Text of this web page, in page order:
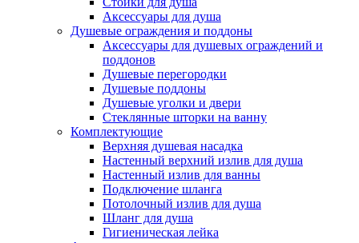
Аксессуары для душа
Душевые ограждения и поддоны
Аксессуары для душевых ограждений и
поддонов
Душевые перегородки
Душевые поддоны
Душевые уголки и двери
Стеклянные шторки на ванну
Комплектующие
Верхняя душевая насадка
Настенный верхний излив для душа
Настенный излив для ванны
Подключение шланга
Потолочный излив для душа
Шланг для душа
Гигиеническая лейка